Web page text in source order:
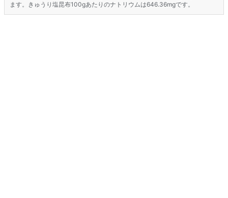
ます。きゅうり塩昆布100gあたりのナトリウムは646.36mgです。